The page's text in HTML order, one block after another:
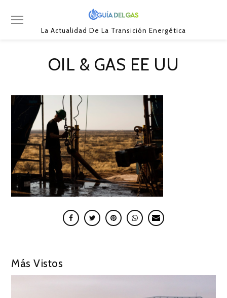
La Actualidad De La Transición Energética
OIL & GAS EE UU
Más Vistos